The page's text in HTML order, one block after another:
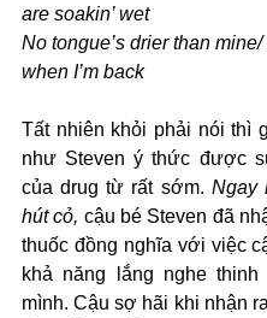
are soakin’ wet
No tongue’s drier than mine/
when I’m back
Tất nhiên khỏi phải nói thì
như Steven ý thức được
của drug từ rất sớm. Ngay
hút cỏ, cậu bé Steven đã
thuốc đồng nghĩa với việc
khả năng lắng nghe thinh
mình. Cậu sợ hãi khi nhận